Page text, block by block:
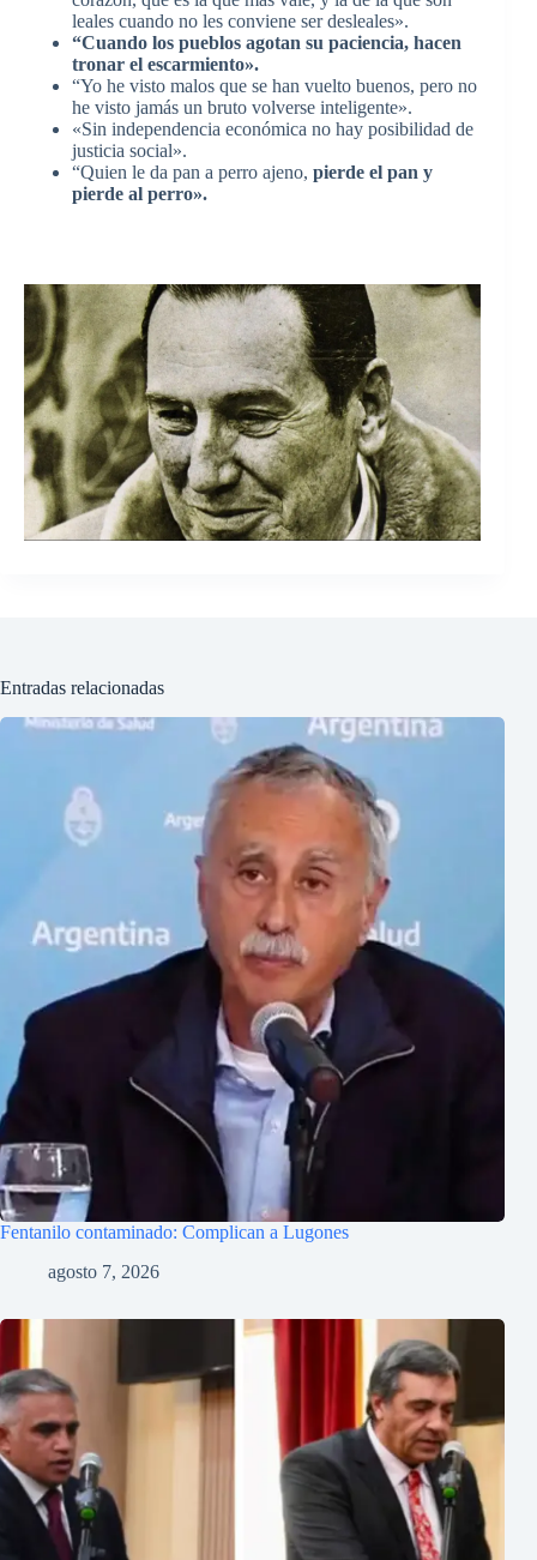
leales cuando no les conviene ser desleales».
“Cuando los pueblos agotan su paciencia, hacen
tronar el escarmiento».
“Yo he visto malos que se han vuelto buenos, pero no
he visto jamás un bruto volverse inteligente».
«Sin independencia económica no hay posibilidad de
justicia social».
“Quien le da pan a perro ajeno, pierde el pan y
pierde al perro».
Entradas relacionadas
Fentanilo contaminado: Complican a Lugones
agosto 7, 2026